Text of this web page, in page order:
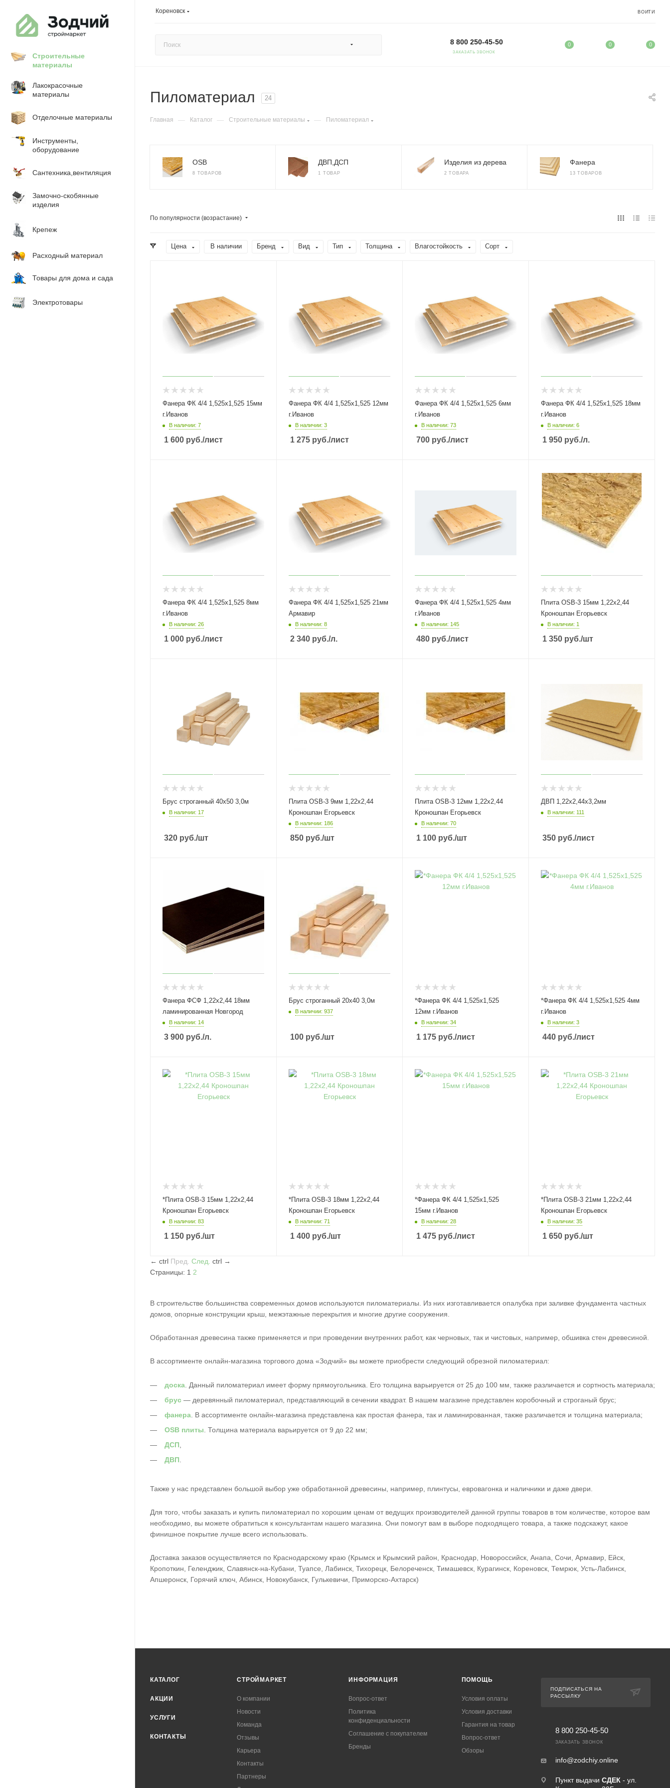
Кореновск ВОЙТИ
8 800 250-45-50
ЗАКАЗАТЬ ЗВОНОК
0 0 0
Строительные
материалы
Лакокрасочные
материалы
Отделочные материалы
Инструменты,
оборудование
Сантехника,вентиляция
Замочно-скобянные
изделия
Крепеж
Расходный материал
Товары для дома и сада
Электротовары
Пиломатериал 24
Главная — Каталог — Строительные материалы — Пиломатериал
OSB
8 ТОВАРОВ
ДВП,ДСП
1 ТОВАР
Изделия из дерева
2 ТОВАРА
Фанера
13 ТОВАРОВ
По популярности (возрастание)
Цена В наличии Бренд Вид Тип Толщина Влагостойкость Сорт
Фанера ФК 4/4 1,525х1,525 15мм
г.Иванов
В наличии: 7
1 600 руб./лист
Фанера ФК 4/4 1,525х1,525 12мм
г.Иванов
В наличии: 3
1 275 руб./лист
Фанера ФК 4/4 1,525х1,525 6мм
г.Иванов
В наличии: 73
700 руб./лист
Фанера ФК 4/4 1,525х1,525 18мм
г.Иванов
В наличии: 6
1 950 руб./л.
Фанера ФК 4/4 1,525х1,525 8мм
г.Иванов
В наличии: 26
1 000 руб./лист
Фанера ФК 4/4 1,525х1,525 21мм
Армавир
В наличии: 8
2 340 руб./л.
Фанера ФК 4/4 1,525х1,525 4мм
г.Иванов
В наличии: 145
480 руб./лист
Плита OSB-3 15мм 1,22х2,44
Кроношпан Егорьевск
В наличии: 1
1 350 руб./шт
Брус строганный 40х50 3,0м
В наличии: 17
320 руб./шт
Плита OSB-3 9мм 1,22х2,44
Кроношпан Егорьевск
В наличии: 186
850 руб./шт
Плита OSB-3 12мм 1,22х2,44
Кроношпан Егорьевск
В наличии: 70
1 100 руб./шт
ДВП 1,22х2,44х3,2мм
В наличии: 111
350 руб./лист
Фанера ФСФ 1,22х2,44 18мм
ламинированная Новгород
В наличии: 14
3 900 руб./л.
Брус строганный 20х40 3,0м
В наличии: 937
100 руб./шт
*Фанера ФК 4/4 1,525х1,525
12мм г.Иванов
В наличии: 34
1 175 руб./лист
*Фанера ФК 4/4 1,525х1,525 4мм
г.Иванов
В наличии: 3
440 руб./лист
*Плита OSB-3 15мм 1,22х2,44
Кроношпан Егорьевск
В наличии: 83
1 150 руб./шт
*Плита OSB-3 18мм 1,22х2,44
Кроношпан Егорьевск
В наличии: 71
1 400 руб./шт
*Фанера ФК 4/4 1,525х1,525
15мм г.Иванов
В наличии: 28
1 475 руб./лист
*Плита OSB-3 21мм 1,22х2,44
Кроношпан Егорьевск
В наличии: 35
1 650 руб./шт
← ctrl Пред. След. ctrl →
Страницы: 1 2
В строительстве большинства современных домов используются пиломатериалы. Из них изготавливается опалубка при заливке фундамента частных
домов, опорные конструкции крыш, межэтажные перекрытия и многие другие сооружения.
Обработанная древесина также применяется и при проведении внутренних работ, как черновых, так и чистовых, например, обшивка стен древесиной.
В ассортименте онлайн-магазина торгового дома «Зодчий» вы можете приобрести следующий обрезной пиломатериал:
доска . Данный пиломатериал имеет форму прямоугольника. Его толщина варьируется от 25 до 100 мм, также различается и сортность материала;
брус — деревянный пиломатериал, представляющий в сечении квадрат. В нашем магазине представлен коробочный и строганый брус;
фанера . В ассортименте онлайн-магазина представлена как простая фанера, так и ламинированная, также различается и толщина материала;
OSB плиты . Толщина материала варьируется от 9 до 22 мм;
ДСП
ДВП
Также у нас представлен большой выбор уже обработанной древесины, например, плинтусы, евровагонка и наличники и даже двери.
Для того, чтобы заказать и купить пиломатериал по хорошим ценам от ведущих производителей данной группы товаров в том количестве, которое вам
необходимо, вы можете обратиться к консультантам нашего магазина. Они помогут вам в выборе подходящего товара, а также подскажут, какое
финишное покрытие лучше всего использовать.
Доставка заказов осуществляется по Краснодарскому краю (Крымск и Крымский район, Краснодар, Новороссийск, Анапа, Сочи, Армавир, Ейск,
Кропоткин, Геленджик, Славянск-на-Кубани, Туапсе, Лабинск, Тихорецк, Белореченск, Тимашевск, Курагинск, Кореновск, Темрюк, Усть-Лабинск,
Апшеронск, Горячий ключ, Абинск, Новокубанск, Гулькевичи, Приморско-Ахтарск)
КАТАЛОГ
АКЦИИ
УСЛУГИ
КОНТАКТЫ
СТРОЙМАРКЕТ
О компании
Новости
Команда
Отзывы
Карьера
Контакты
Партнеры
ИНФОРМАЦИЯ
Вопрос-ответ
Политика
конфиденциальности
Соглашение с покупателем
Бренды
ПОМОЩЬ
Условия оплаты
Условия доставки
Гарантия на товар
Вопрос-ответ
Обзоры
ПОДПИСАТЬСЯ НА
РАССЫЛКУ
8 800 250-45-50
ЗАКАЗАТЬ ЗВОНОК
info@zodchiy.online
Пункт выдачи СДЕК - ул.